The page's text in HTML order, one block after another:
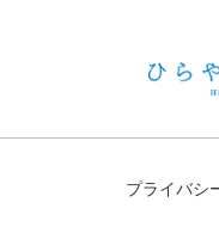
プライバシ